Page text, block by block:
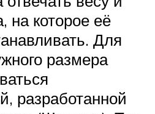
на которое её
Для
размера
разработанной